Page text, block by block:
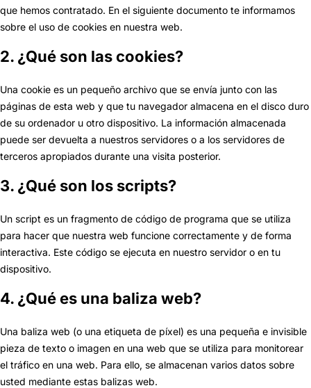
que hemos contratado. En el siguiente documento te informamos
sobre el uso de cookies en nuestra web.
2. ¿Qué son las cookies?
Una cookie es un pequeño archivo que se envía junto con las
páginas de esta web y que tu navegador almacena en el disco duro
de su ordenador u otro dispositivo. La información almacenada
puede ser devuelta a nuestros servidores o a los servidores de
terceros apropiados durante una visita posterior.
3. ¿Qué son los scripts?
Un script es un fragmento de código de programa que se utiliza
para hacer que nuestra web funcione correctamente y de forma
interactiva. Este código se ejecuta en nuestro servidor o en tu
dispositivo.
4. ¿Qué es una baliza web?
Una baliza web (o una etiqueta de píxel) es una pequeña e invisible
pieza de texto o imagen en una web que se utiliza para monitorear
el tráfico en una web. Para ello, se almacenan varios datos sobre
usted mediante estas balizas web.